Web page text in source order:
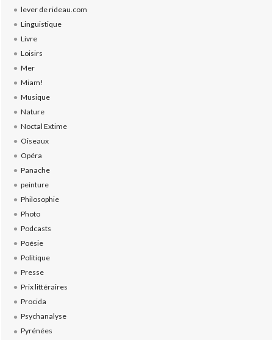
lever de rideau.com
Linguistique
Livre
Loisirs
Mer
Miam!
Musique
Nature
Noctal Extime
Oiseaux
Opéra
Panache
peinture
Philosophie
Photo
Podcasts
Poésie
Politique
Presse
Prix littéraires
Procida
Psychanalyse
Pyrénées